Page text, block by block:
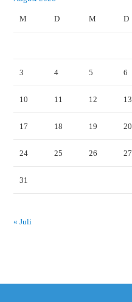
M D M D
3 4 5 6
10 11 12 13
17 18 19 20
24 25 26 27
31
« Juli